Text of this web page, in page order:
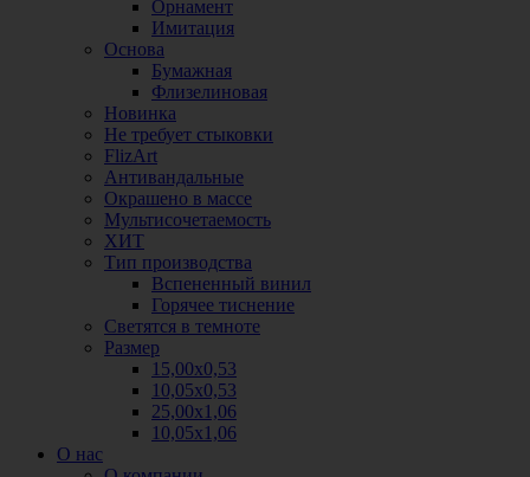
Орнамент
Имитация
Основа
Бумажная
Флизелиновая
Новинка
Не требует стыковки
FlizArt
Антивандальные
Окрашено в массе
Мультисочетаемость
ХИТ
Тип производства
Вспененный винил
Горячее тиснение
Светятся в темноте
Размер
15,00х0,53
10,05х0,53
25,00х1,06
10,05х1,06
О нас